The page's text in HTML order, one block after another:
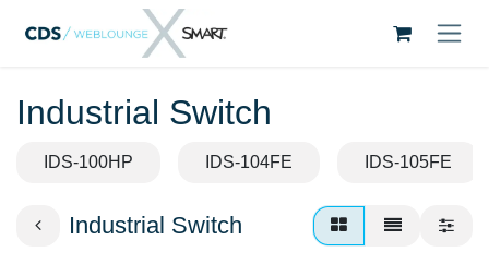
Zum Inhalt springen
Industrial Switch
IDS-100HP IDS-104FE IDS-105FE
Industrial Switch